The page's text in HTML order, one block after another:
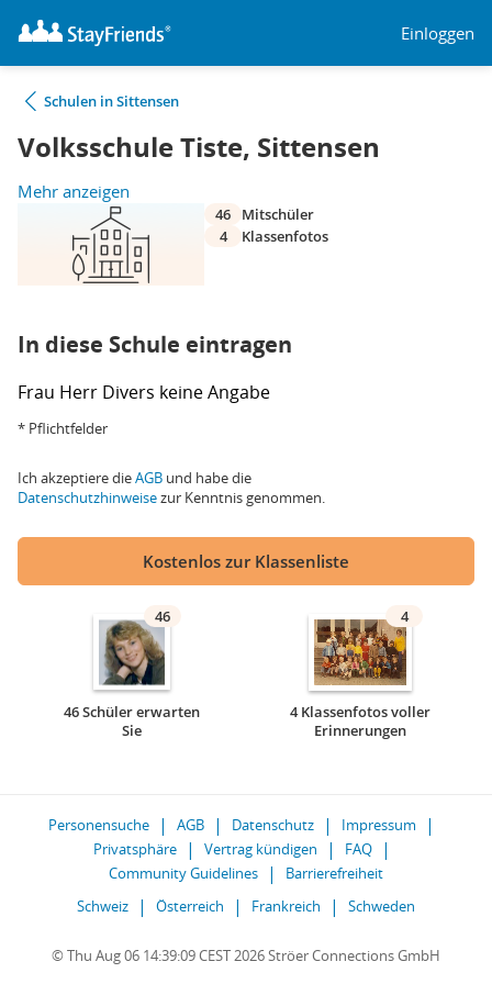
Einloggen
Schulen in Sittensen
Volksschule Tiste, Sittensen
Mehr anzeigen
46
Mitschüler
4
Klassenfotos
In diese Schule eintragen
Frau Herr Divers keine Angabe
* Pflichtfelder
Ich akzeptiere dieAGB und habe die
Datenschutzhinweisezur Kenntnis genommen.
Kostenlos zur Klassenliste
46
46 Schüler erwarten
Sie
4
4 Klassenfotos voller
Erinnerungen
Personensuche AGB Datenschutz
Impressum
Privatsphäre
Vertrag kündigen
FAQ
Community Guidelines
Barrierefreiheit
Schweiz
Österreich Frankreich Schweden
© Thu Aug 06 14:39:09 CEST 2026 Ströer Connections GmbH